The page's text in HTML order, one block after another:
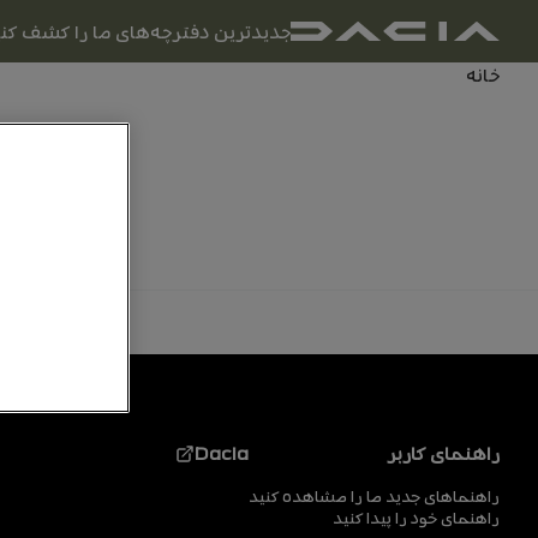
راهنمای کاربر ناوبری اصلی
جدیدترین دفترچه‌های ما را کشف
مسیر راهنما
خانه
پاورقی
راهنمای کاربر
راهنماهای جدید ما را مشاهده کنید
راهنمای خود را پیدا کنید
Dacia